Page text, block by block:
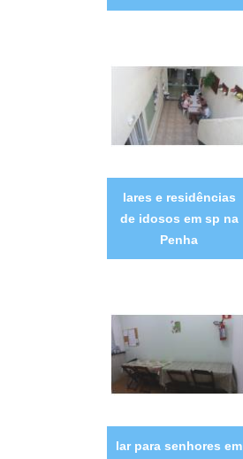
lares e residências
de idosos em sp na
Penha
lar para senhores em